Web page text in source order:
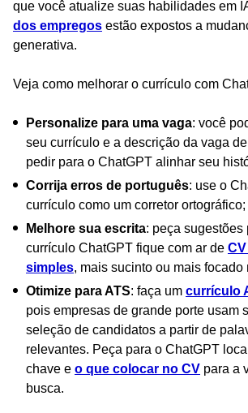
que você atualize suas habilidades em
dos empregos estão expostos a
generativa.
Veja como melhorar o currículo com
Personalize para uma vaga: você
seu currículo e a descrição da vaga
pedir para o ChatGPT alinhar seu
Corrija erros de português: use o
currículo como um corretor ortográfico;
Melhore sua escrita: peça sugestões
currículo ChatGPT fique com ar de
simples, mais sucinto ou mais focado
Otimize para ATS: faça um currículo
pois empresas de grande porte usam
seleção de candidatos a partir de
relevantes. Peça para o ChatGPT
chave e o que colocar no CV para a
busca.